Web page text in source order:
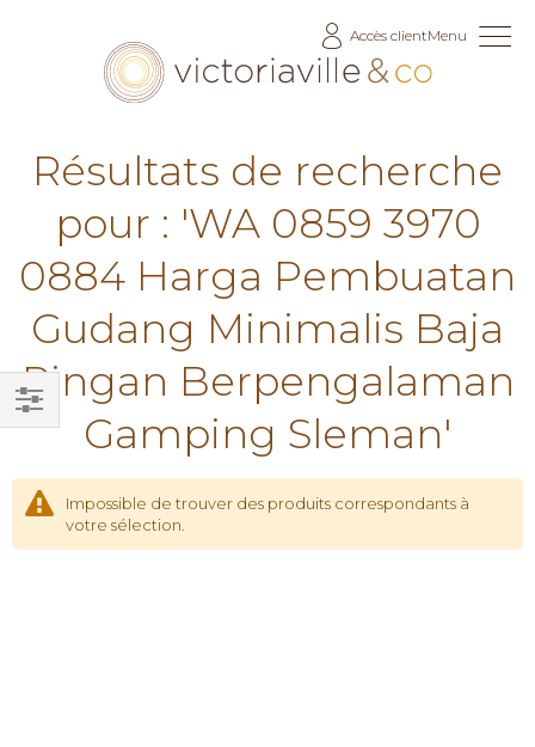
Accès clientMenu
Résultats de recherche
pour : 'WA 0859 3970
0884 Harga Pembuatan
Gudang Minimalis Baja
Ringan Berpengalaman
Gamping Sleman'
Impossible de trouver des produits correspondants à
votre sélection.
Filtrer